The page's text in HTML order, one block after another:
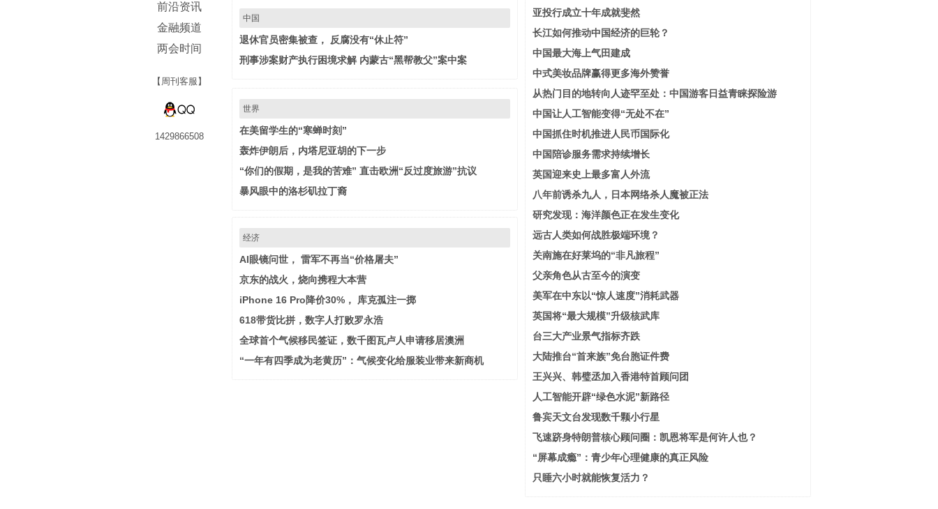
前沿资讯
金融频道
两会时间
【周刊客服】
1429866508
亚投行成立十年成就斐然
长江如何推动中国经济的巨轮？
中国最大海上气田建成
中式美妆品牌赢得更多海外赞誉
从热门目的地转向人迹罕至处：中国游客日益青睐探险游
中国让人工智能变得“无处不在”
中国抓住时机推进人民币国际化
中国陪诊服务需求持续增长
英国迎来史上最多富人外流
八年前诱杀九人，日本网络杀人魔被正法
研究发现：海洋颜色正在发生变化
远古人类如何战胜极端环境？
关南施在好莱坞的“非凡旅程”
父亲角色从古至今的演变
美军在中东以“惊人速度”消耗武器
英国将“最大规模”升级核武库
台三大产业景气指标齐跌
大陆推台“首来族”免台胞证件费
王兴兴、韩璧丞加入香港特首顾问团
人工智能开辟“绿色水泥”新路径
鲁宾天文台发现数千颗小行星
飞速跻身特朗普核心顾问圈：凯恩将军是何许人也？
“屏幕成瘾”：青少年心理健康的真正风险
只睡六小时就能恢复活力？
中国
退休官员密集被查， 反腐没有“休止符”
刑事涉案财产执行困境求解 内蒙古“黑帮教父”案中案
世界
在美留学生的“寒蝉时刻”
轰炸伊朗后，内塔尼亚胡的下一步
“你们的假期，是我的苦难” 直击欧洲“反过度旅游”抗议
暴风眼中的洛杉矶拉丁裔
经济
AI眼镜问世， 雷军不再当“价格屠夫”
京东的战火，烧向携程大本营
iPhone 16 Pro降价30%， 库克孤注一掷
618带货比拼，数字人打败罗永浩
全球首个气候移民签证，数千图瓦卢人申请移居澳洲
“一年有四季成为老黄历”：气候变化给服装业带来新商机